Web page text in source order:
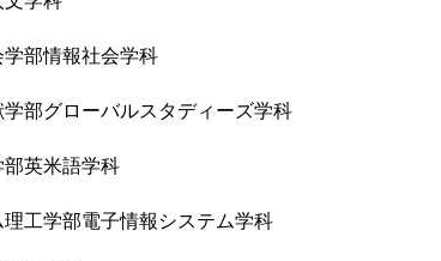
情報社会学科
グローバルスタディーズ学科
英米語学科
学部電子情報システム学科